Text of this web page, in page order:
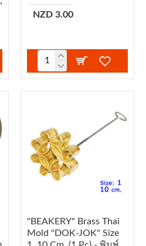
NZD 3.00
"BEAKERY" Brass Thai
Mold "DOK-JOK" Size